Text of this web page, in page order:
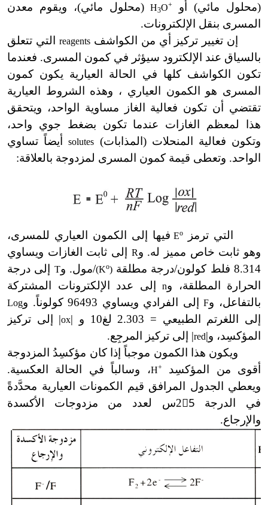
(محلول مائي) أو H3O+
(محلول مائي)، ويقوم معدن
المسرى بنقل الإلكترونات.
إن تغيير تركيز أي من الكواشفreagents
التي تتعلق
بالسياق عند الإلكترود سيؤثر في كمون المسرى. فعندما
تكون الكواشف كلها في الحالة العيارية يكون كمون
المسرى هو الكمون العياري ، وهذه الشروط العيارية
تقتضي أن تكون فعالية الغاز مساوية الواحد، ويتحقق
هذا لمعظم الغازات عندما تكون بضغط جوي واحد،
وتكون فعالية المنحلات (المذابات) solutesأيضاً تساوي
الواحد. وتعطى قيمة كمون المسرى لمزدوجة بالعلاقة:
التي ترمز Eo
فيها إلى الكمون العياري للمسرى،
وهو ثابت خاص مميز له. وR
إلى ثابت الغازات ويساوي
8.314 فلط كولون/درجة مطلقة
(Ko) /مول. وT
إلى درجة
الحرارة المطلقة، وn
إلى عدد الإلكترونات المشتركة
بالتفاعل، وFإلى الفرادي ويساوي 96493 كولوناً. و Log
إلى اللغرتم الطبيعي = 2.303 لغ10 و | ox| إلى تركيز
المؤكسِد، و|red| إلى تركيز المرجِع.
ويكون هذا الكمون موجباً إذا كان مؤكسِدُ المزدوجة
أقوى من المؤكسِد H+
، وسالباً في الحالة العكسية.
ويعطي الجدول المرافق قيم الكمونات العيارية محدَّدةً
في الدرجة 25ْس لعدد من مزدوجات الأكسدة
والإرجاع.